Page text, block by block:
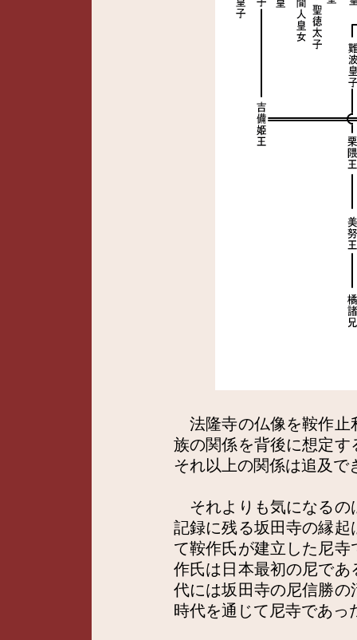
法隆寺の仏像を鞍作止
族の関係を背後に想定
それ以上の関係は追及で
それよりも気になるの
記録に残る坂田寺の縁
て鞍作氏が建立した尼
作氏は日本最初の尼で
代には坂田寺の尼信勝
時代を通じて尼寺であっ